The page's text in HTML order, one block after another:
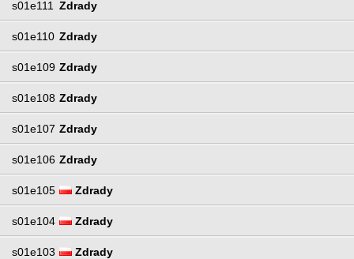
s01e111 Zdrady
s01e110 Zdrady
s01e109 Zdrady
s01e108 Zdrady
s01e107 Zdrady
s01e106 Zdrady
s01e105 Zdrady
s01e104 Zdrady
s01e103 Zdrady